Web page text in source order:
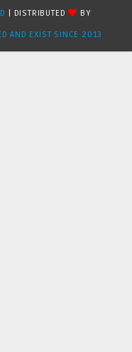
| DISTRIBUTED
BY
AND EXIST SINCE 2013